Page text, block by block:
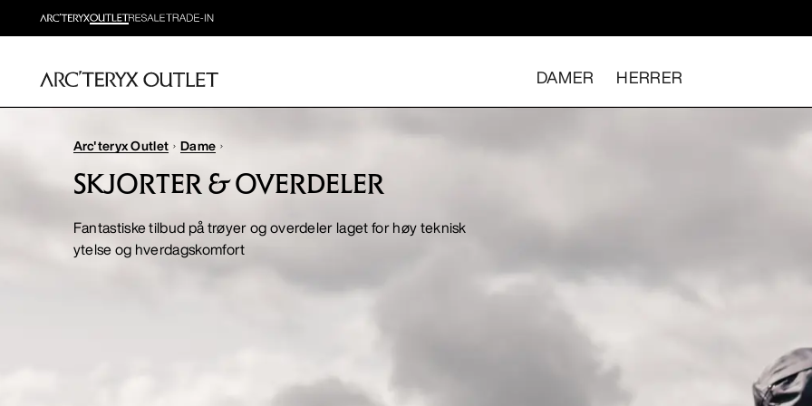
DAMER HERRER
Arc'teryx Outlet Dame
SKJORTER & OVERDELER
Fantastiske tilbud på trøyer og overdeler laget for høy teknisk
ytelse og hverdagskomfort